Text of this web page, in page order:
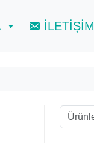
İLETİŞİM
Ara: